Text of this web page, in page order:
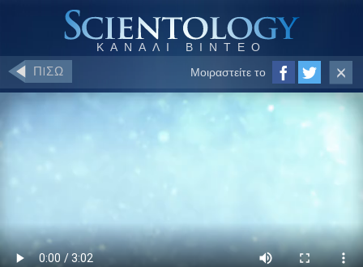
ΠIΣΩ Μοιραστείτε το